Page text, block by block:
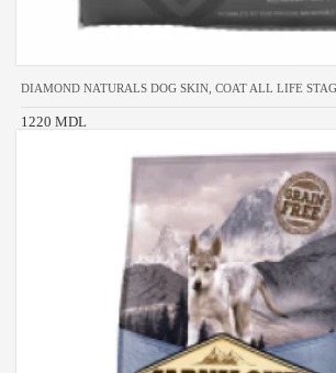
DIAMOND NATURALS DOG SKIN, COAT ALL LIFE
1220 MDL